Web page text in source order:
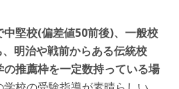
堅校(偏差値50前後)、一般校
明治や戦前からある伝統校
推薦枠を一定数持っている場